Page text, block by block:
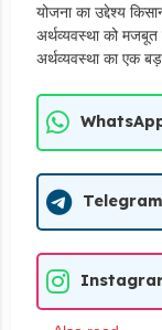
योजना का उद्देश्य
अर्थव्यवस्था को मजबूत
अर्थव्यवस्था का एक